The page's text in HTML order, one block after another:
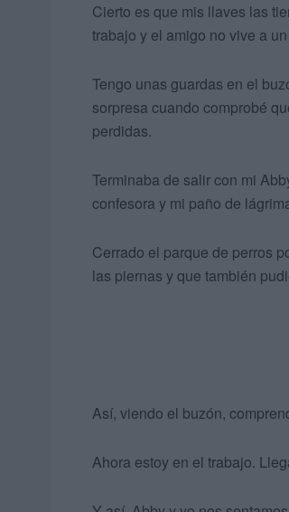
Cierto es que mis llaves las
trabajo y el amigo no vive a
Tengo unas guardas en el
sorpresa cuando comprobé
perdidas.
Terminaba de salir con mi
confesora y mi paño de
Cerrado el parque de perros
las piernas y que también
Así, viendo el buzón,
Ahora estoy en el trabajo.